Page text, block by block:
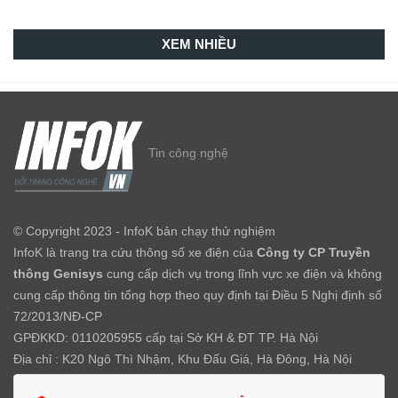
XEM NHIỀU
Tin công nghệ
© Copyright 2023 - InfoK bản chạy thử nghiệm
InfoK là trang tra cứu thông số xe điện của Công ty CP Truyền
thông Genisys cung cấp dịch vụ trong lĩnh vực xe điện và không
cung cấp thông tin tổng hợp theo quy định tại Điều 5 Nghị định số
72/2013/NĐ-CP
GPĐKKD: 0110205955 cấp tại Sở KH & ĐT TP. Hà Nội
Địa chỉ : K20 Ngô Thì Nhậm, Khu Đấu Giá, Hà Đông, Hà Nội
Email :